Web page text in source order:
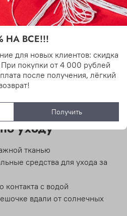
– свадьбы, вечеринки,
аксессуар
стильный образ
презент для особенного
уходу
тканью
средства для ухода за
контакта с водой
вдали от солнечных
НА ВСЕ!!!
для новых клиентов: скидка
покупки от 4 000 рублей
после получения, лёгкий
Получить